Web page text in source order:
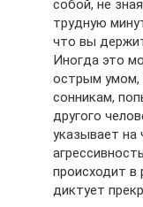
собой, не
трудную
что вы
Иногда это
острым умом,
сонникам,
другого
указывает на
происходит в
диктует